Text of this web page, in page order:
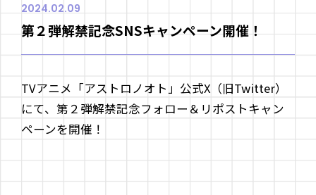
2024.02.09
第２弾解禁記念SNSキャンペーン開催！
TVアニメ「アストロノオト」公式X（旧Twitter）
にて、第２弾解禁記念フォロー＆リポストキャン
ペーンを開催！